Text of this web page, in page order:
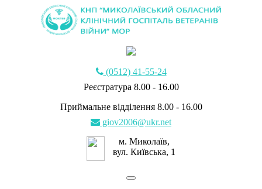
(0512) 41-55-24
Реєстратура 8.00 - 16.00
Приймальне відділення 8.00 - 16.00
giov2006@ukr.net
м. Миколаїв,
вул. Київська, 1